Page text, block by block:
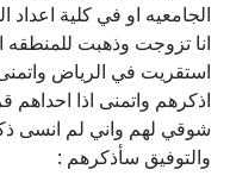
الجامعيه او في كلية
انا تزوجت وذهبت
استقريت في الرياض
اذكرهم واتمنى اذا
شوقي لهم واني لم انسى
والتوفيق سأذكرهم :